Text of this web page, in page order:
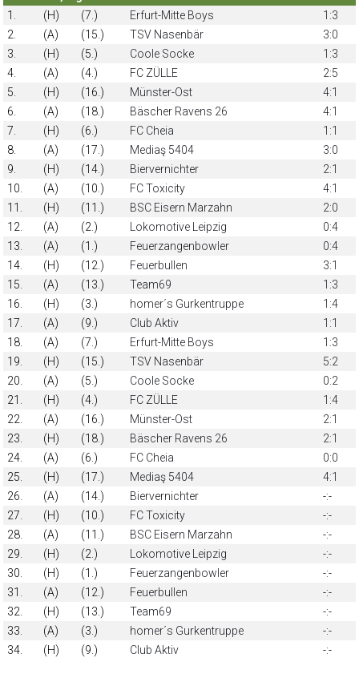
1.
(H) (7.) Erfurt-Mitte Boys
1:3
2.
(A) (15.) TSV Nasenbär
3:0
3.
(H) (5.) Coole Socke
1:3
4.
(A) (4.) FC ZÜLLE
2:5
5.
(H) (16.) Münster-Ost
4:1
6.
(A) (18.) Bäscher Ravens 26
4:1
7.
(H) (6.) FC Cheia
1:1
8.
(A) (17.) Mediaş 5404
3:0
9.
(H) (14.) Biervernichter
2:1
10.
(A) (10.) FC Toxicity
4:1
11.
(H) (11.) BSC Eisern Marzahn
2:0
12.
(A) (2.) Lokomotive Leipzig
0:4
13.
(A) (1.) Feuerzangenbowler
0:4
14.
(H) (12.) Feuerbullen
3:1
15.
(A) (13.) Team69
1:3
16.
(H) (3.) homer´s Gurkentruppe
1:4
17.
(A) (9.) Club Aktiv
1:1
18.
(A) (7.) Erfurt-Mitte Boys
1:3
19.
(H) (15.) TSV Nasenbär
5:2
20.
(A) (5.) Coole Socke
0:2
21.
(H) (4.) FC ZÜLLE
1:4
22.
(A) (16.) Münster-Ost
2:1
23.
(H) (18.) Bäscher Ravens 26
2:1
24.
(A) (6.) FC Cheia
0:0
25.
(H) (17.) Mediaş 5404
4:1
26.
(A) (14.) Biervernichter
-:-
27.
(H) (10.) FC Toxicity
-:-
28.
(A) (11.) BSC Eisern Marzahn
-:-
29.
(H) (2.) Lokomotive Leipzig
-:-
30.
(H) (1.) Feuerzangenbowler
-:-
31.
(A) (12.) Feuerbullen
-:-
32.
(H) (13.) Team69
-:-
33.
(A) (3.) homer´s Gurkentruppe
-:-
34.
(H) (9.) Club Aktiv -:-